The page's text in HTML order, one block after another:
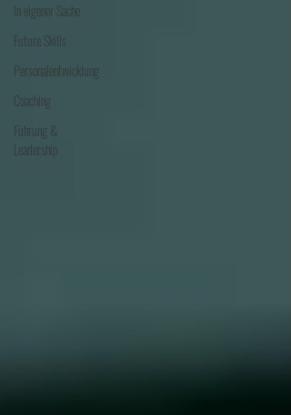
In eigener Sache
Future Skills
Personalentwicklung
Coaching
Führung &
Leadership